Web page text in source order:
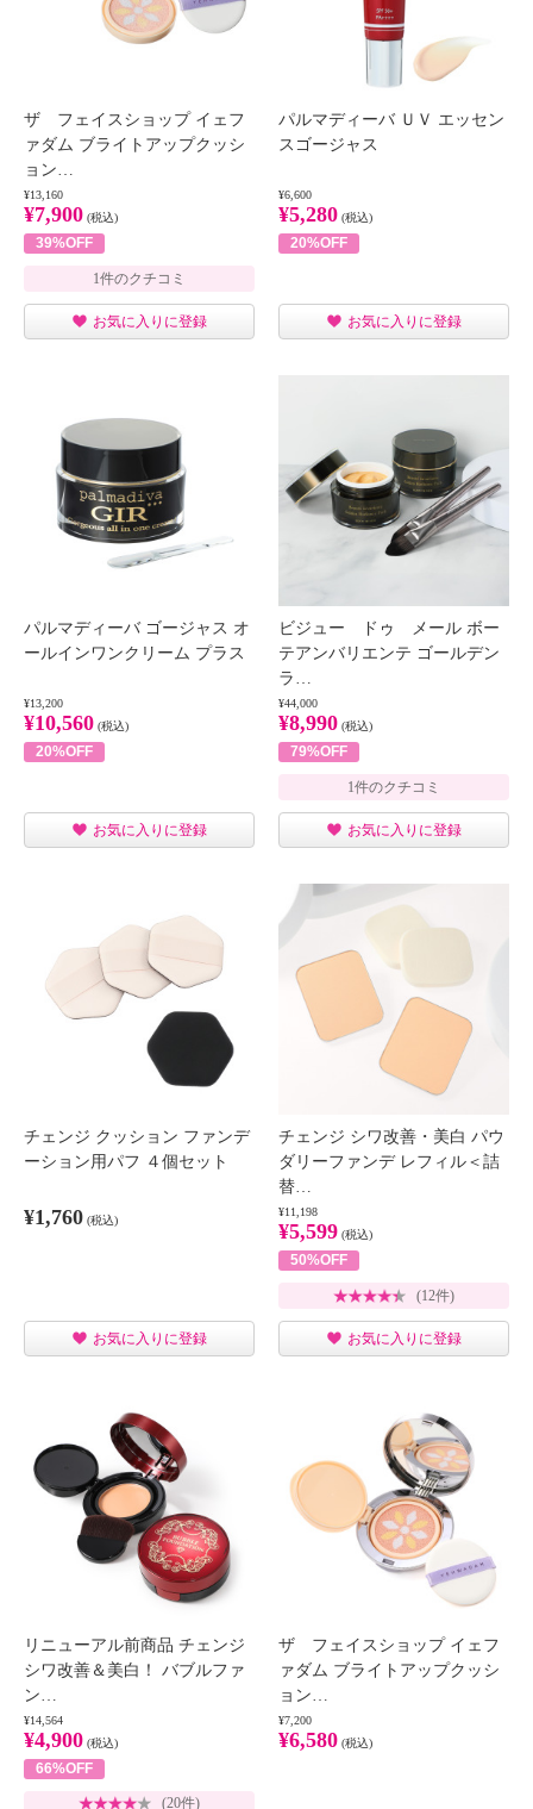
ザ フェイスショップ イェフ
ァダム ブライトアップクッシ
ョン…
¥13,160
¥7,900 (税込)
39%OFF
1件のクチコミ
お気に入りに登録
パルマディーバ ＵＶ エッセン
スゴージャス
¥6,600
¥5,280 (税込)
20%OFF
お気に入りに登録
パルマディーバ ゴージャス オ
ールインワンクリーム プラス
¥13,200
¥10,560 (税込)
20%OFF
お気に入りに登録
ビジュー ドゥ メール ボー
テアンバリエンテ ゴールデン
ラ…
¥44,000
¥8,990 (税込)
79%OFF
1件のクチコミ
お気に入りに登録
チェンジ クッション ファンデ
ーション用パフ ４個セット
¥1,760 (税込)
お気に入りに登録
チェンジ シワ改善・美白 パウ
ダリーファンデ レフィル＜詰
替…
¥11,198
¥5,599 (税込)
50%OFF
(12件)
お気に入りに登録
リニューアル前商品 チェンジ
シワ改善＆美白！ バブルファ
ン…
¥14,564
¥4,900 (税込)
66%OFF
(20件)
ザ フェイスショップ イェフ
ァダム ブライトアップクッシ
ョン…
¥7,200
¥6,580 (税込)